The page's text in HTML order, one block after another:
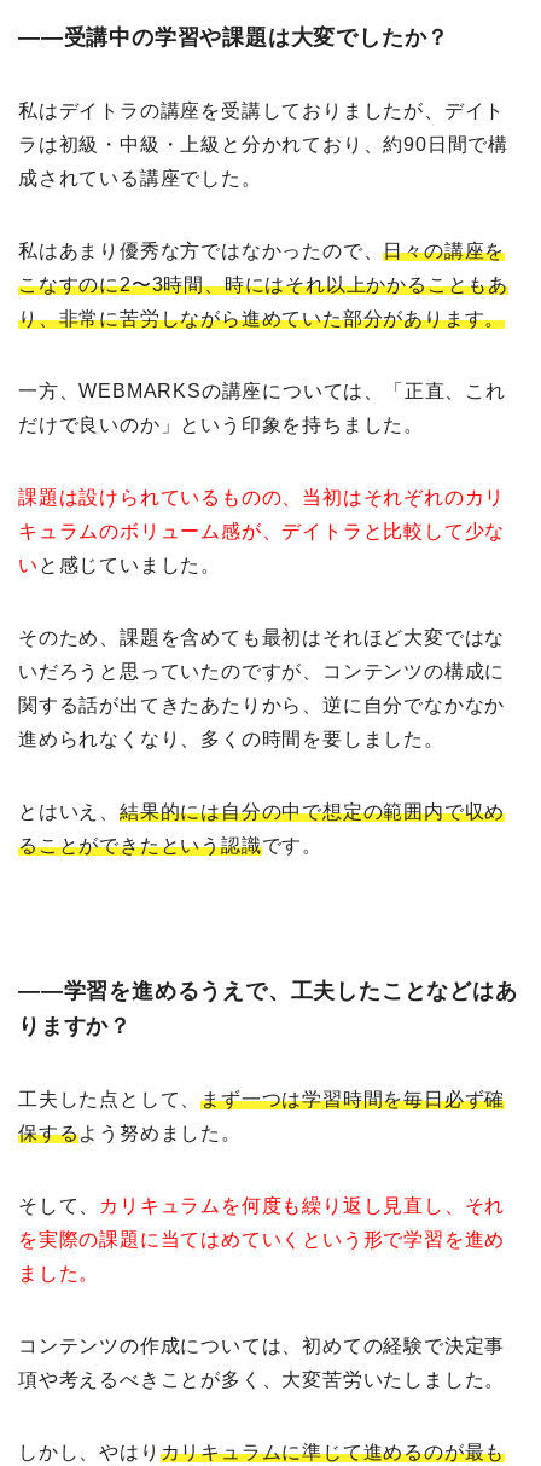
――受講中の学習や課題は大変でしたか？
私はデイトラの講座を受講しておりましたが、デイト
ラは初級・中級・上級と分かれており、約90日間で構
成されている講座でした。
私はあまり優秀な方ではなかったので、日々の講座を
こなすのに2〜3時間、時にはそれ以上かかることもあ
り、非常に苦労しながら進めていた部分があります。
一方、WEBMARKSの講座については、「正直、これ
だけで良いのか」という印象を持ちました。
課題は設けられているものの、当初はそれぞれのカリ
キュラムのボリューム感が、デイトラと比較して少な
い と感じていました。
そのため、課題を含めても最初はそれほど大変ではな
いだろうと思っていたのですが、コンテンツの構成に
関する話が出てきたあたりから、逆に自分でなかなか
進められなくなり、多くの時間を要しました。
とはいえ、 結果的には自分の中で想定の範囲内で収め
ることができたという認識です。
――学習を進めるうえで、工夫したことなどはあ
りますか？
工夫した点として、まず一つは学習時間を毎日必ず確
保するよう努めました。
そして、
カリキュラムを何度も繰り返し見直し、それ
を実際の課題に当てはめていくという形で学習を進め
ました。
コンテンツの作成については、初めての経験で決定事
項や考えるべきことが多く、大変苦労いたしました。
しかし、やはり カリキュラムに準じて進めるのが最も